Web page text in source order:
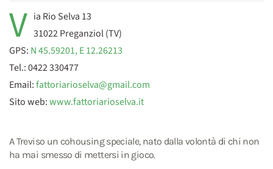
V ia Rio Selva 13
31022 Preganziol (TV)
GPS: N 45.59201, E 12.26213
Tel.: 0422 330477
Email:fattoriarioselva@gmail.com
Sito web:www.fattoriarioselva.it
A Treviso un cohousing speciale, nato dalla volontà di chi non
ha mai smesso di mettersi in gioco.